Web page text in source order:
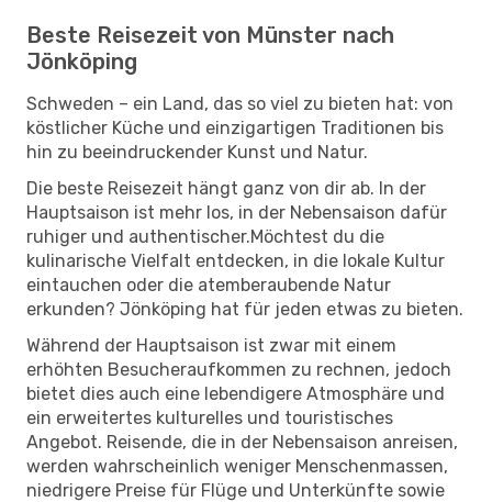
Beste Reisezeit von Münster nach
Jönköping
Schweden – ein Land, das so viel zu bieten hat: von
köstlicher Küche und einzigartigen Traditionen bis
hin zu beeindruckender Kunst und Natur.
Die beste Reisezeit hängt ganz von dir ab. In der
Hauptsaison ist mehr los, in der Nebensaison dafür
ruhiger und authentischer.Möchtest du die
kulinarische Vielfalt entdecken, in die lokale Kultur
eintauchen oder die atemberaubende Natur
erkunden? Jönköping hat für jeden etwas zu bieten.
Während der Hauptsaison ist zwar mit einem
erhöhten Besucheraufkommen zu rechnen, jedoch
bietet dies auch eine lebendigere Atmosphäre und
ein erweitertes kulturelles und touristisches
Angebot. Reisende, die in der Nebensaison anreisen,
werden wahrscheinlich weniger Menschenmassen,
niedrigere Preise für Flüge und Unterkünfte sowie